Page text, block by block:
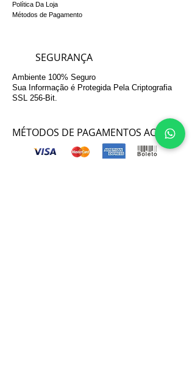
Política Da Loja
Métodos de Pagamento
SEGURANÇA
Ambiente 100% Seguro
Sua Informação é Protegida Pela Criptografia
SSL 256-Bit.
MÉTODOS DE PAGAMENTOS ACEITOS